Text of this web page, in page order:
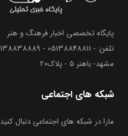
پایگاه تخصصی اخبار فرهنگ و هنر
تلفن: - 05138848811 - 05138838889
مشهد- باهنر 5 - پلاک20
شبکه های اجتماعی
مارا در شبکه های اجتماعی دنبال کنید